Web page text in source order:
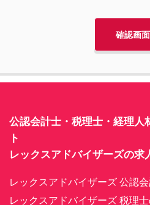
公認会計士・税理士・経理人
ト
レックスアドバイザーズの求
レックスアドバイザーズ 公認
レックスアドバイザーズ 税理